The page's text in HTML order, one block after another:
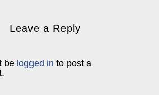
Leave a Reply
be logged in to post a